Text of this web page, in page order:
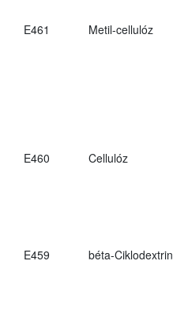
E461 Metil-cellulóz
E460 Cellulóz
E459
béta-Ciklodextrin